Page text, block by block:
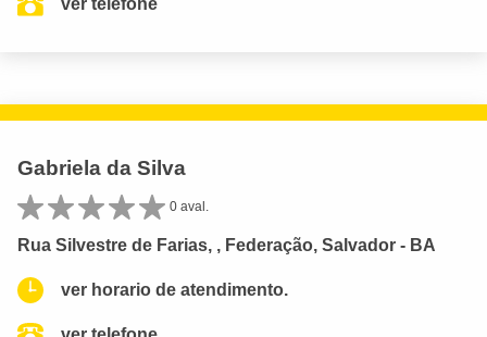
ver telefone
Gabriela da Silva
0 aval.
Rua Silvestre de Farias, , Federação, Salvador - BA
ver horario de atendimento.